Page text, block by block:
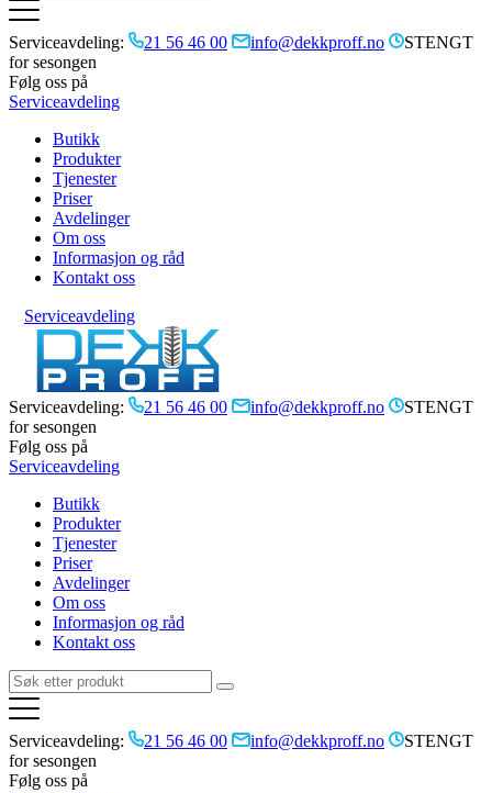
Serviceavdeling: 21 56 46 00 info@dekkproff.no
STENGT
for sesongen
Følg oss på
Serviceavdeling
Butikk
Produkter
Tjenester
Priser
Avdelinger
Om oss
Informasjon og råd
Kontakt oss
Serviceavdeling
Serviceavdeling: 21 56 46 00 info@dekkproff.no
STENGT
for sesongen
Følg oss på
Serviceavdeling
Butikk
Produkter
Tjenester
Priser
Avdelinger
Om oss
Informasjon og råd
Kontakt oss
Serviceavdeling: 21 56 46 00 info@dekkproff.no
STENGT
for sesongen
Følg oss på